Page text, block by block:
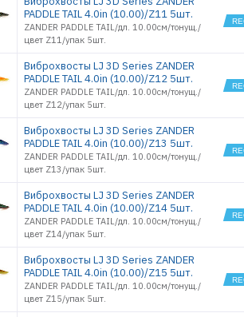
PADDLE TAIL 4.0in (10.00)/Z11 5шт.
ZANDER PADDLE TAIL/дл. 10.00см/тонущ./
цвет Z11/упак 5шт.
Виброхвосты LJ 3D Series ZANDER
PADDLE TAIL 4.0in (10.00)/Z12 5шт.
ZANDER PADDLE TAIL/дл. 10.00см/тонущ./
цвет Z12/упак 5шт.
Виброхвосты LJ 3D Series ZANDER
PADDLE TAIL 4.0in (10.00)/Z13 5шт.
ZANDER PADDLE TAIL/дл. 10.00см/тонущ./
цвет Z13/упак 5шт.
Виброхвосты LJ 3D Series ZANDER
PADDLE TAIL 4.0in (10.00)/Z14 5шт.
ZANDER PADDLE TAIL/дл. 10.00см/тонущ./
цвет Z14/упак 5шт.
Виброхвосты LJ 3D Series ZANDER
PADDLE TAIL 4.0in (10.00)/Z15 5шт.
ZANDER PADDLE TAIL/дл. 10.00см/тонущ./
цвет Z15/упак 5шт.